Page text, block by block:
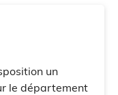
un
le département